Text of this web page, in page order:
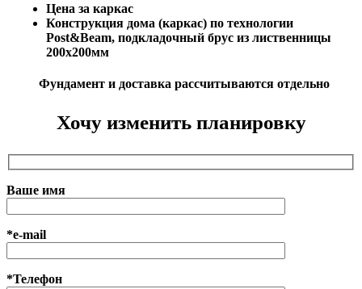
Цена за каркас
Конструкция дома (каркас) по технологии
Post&Beam, подкладочный брус из лиственницы
200х200мм
Фундамент и доставка рассчитываются отдельно
Хочу изменить планировку
Ваше имя
*e-mail
*Телефон